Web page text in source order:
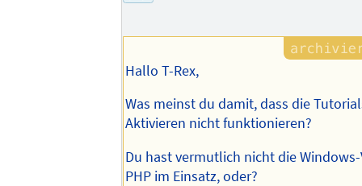
Hallo T-Rex,
Was meinst du damit, dass die
Aktivieren nicht funktionieren?
Du hast vermutlich nicht die
PHP im Einsatz, oder?